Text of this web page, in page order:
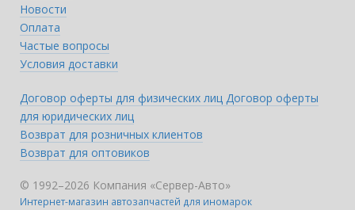
Новости
Оплата
Частые вопросы
Условия доставки
Договор оферты для физических лиц Договор оферты
для юридических лиц
Возврат для розничных клиентов
Возврат для оптовиков
© 1992–2026 Компания «Сервер-Авто»
Интернет-магазин автозапчастей для иномарок